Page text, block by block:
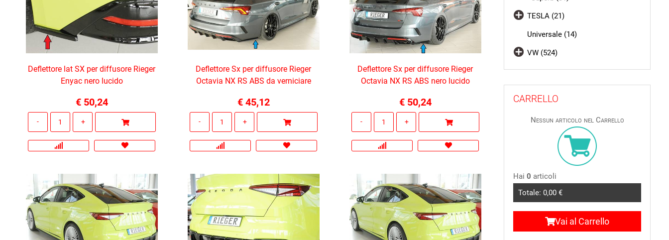
Deflettore lat SX per diffusore Rieger
Enyac nero lucido
€ 50,24
Deflettore Sx per diffusore Rieger
Octavia NX RS ABS da verniciare
€ 45,12
Deflettore Sx per diffusore Rieger
Octavia NX RS ABS nero lucido
€ 50,24
TESLA (21)
Universale (14)
VW (524)
CARRELLO
Nessun articolo nel Carrello
Hai 0 articoli
Totale: 0,00 €
Vai al Carrello